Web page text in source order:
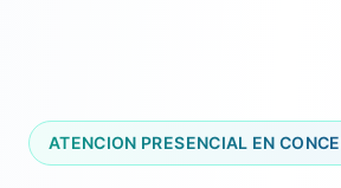
ATENCION PRESENCIAL EN